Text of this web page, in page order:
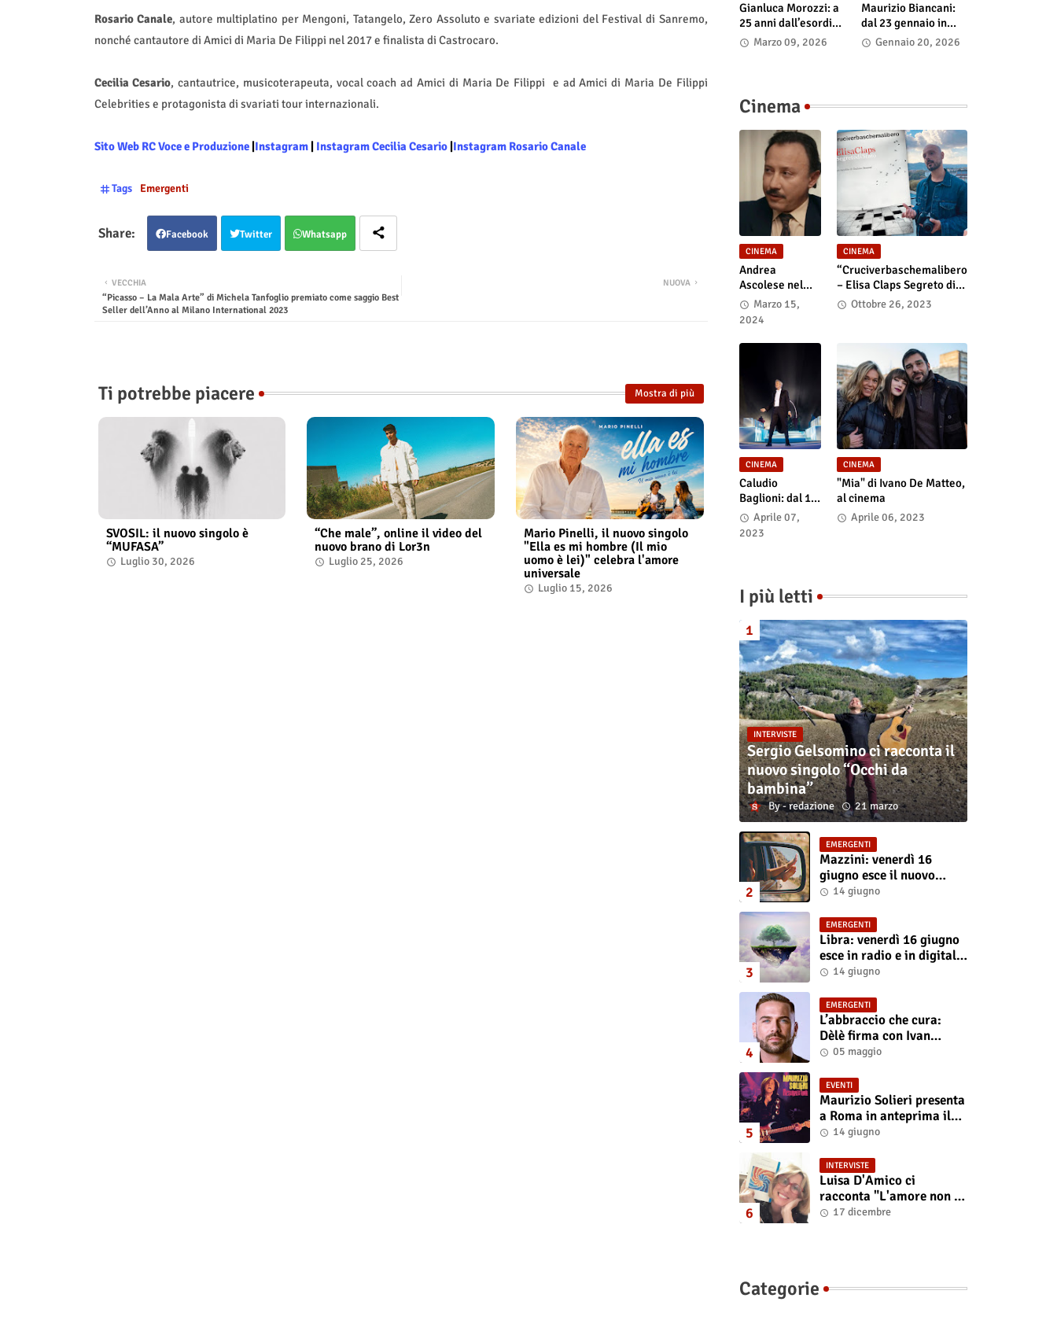
Rosario Canale, autore multiplatino per Mengoni, Tatangelo, Zero Assoluto e svariate edizioni del Festival di Sanremo,
nonché cantautore di Amici di Maria De Filippi nel 2017 e finalista di Castrocaro.
Cecilia Cesario, cantautrice, musicoterapeuta, vocal coach ad Amici di Maria De Filippi
e ad Amici di Maria De Filippi
Celebrities e protagonista di svariati tour internazionali.
Sito Web RC Voce e Produzione Instagram Instagram Cecilia Cesario Instagram Rosario Canale
Tags Emergenti
Facebook Twitter Whatsapp
NUOVA
VECCHIA
“Picasso – La Mala Arte” di Michela Tanfoglio premiato come saggio Best
Seller dell’Anno al Milano International 2023
Ti potrebbe piacere Mostra di più
SVOSIL: il nuovo singolo è
“MUFASA”
Luglio 30, 2026
“Che male”, online il video del
nuovo brano di Lor3n
Luglio 25, 2026
Mario Pinelli, il nuovo singolo
"Ella es mi hombre (Il mio
uomo è lei)" celebra l'amore
universale
Luglio 15, 2026
Gianluca Morozzi: a
25 anni dall’esordio
esce l’edizione
nei principali store
digitali
Marzo 09, 2026
Maurizio Biancani:
dal 23 gennaio in
libreria e negli store
Gennaio 20, 2026
Cinema
CINEMA
Andrea
Ascolese nel
cast di “Race
for Glory: Audi
cinema dal 14
Marzo 15,
2024
CINEMA
“Cruciverbaschemalibero
– Elisa Claps Segreto di
Stato”. Online il docu-film
Ottobre 26, 2023
CINEMA
Caludio
Baglioni: dal 15
al 17 maggio
arriva nelle sale
Claudio"
Aprile 07,
2023
CINEMA
"Mia" di Ivano De Matteo,
al cinema
Aprile 06, 2023
I più letti
INTERVISTE
Sergio Gelsomino ci racconta il
nuovo singolo “Occhi da
bambina”
redazione 21 marzo
EMERGENTI
Mazzini: venerdì 16
giugno esce il nuovo
singolo “Se ti va”
14 giugno
EMERGENTI
Libra: venerdì 16 giugno
esce in radio e in digitale
“Isola” il singolo
14 giugno
EMERGENTI
L’abbraccio che cura:
Dèlè firma con Ivan
Tinari un brano intenso e
05 maggio
EVENTI
Maurizio Solieri presenta
a Roma in anteprima il
vinile del suo ultimo
14 giugno
INTERVISTE
Luisa D'Amico ci
racconta "L'amore non il
sangue". Intervista
17 dicembre
Categorie